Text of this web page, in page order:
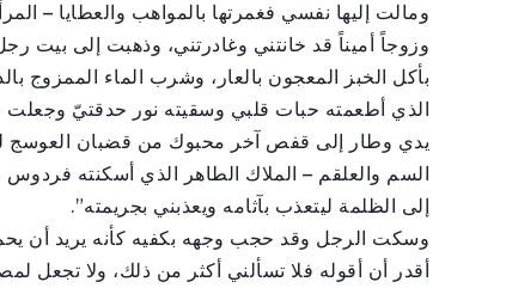
ومالت إليها نفسي فغمرتها بالمواهب والعطايا –
وزوجاً أميناً قد خانتني وغادرتني، وذهبت إلى بيت
بأكل الخبز المعجون بالعار، وشرب الماء الممزوج
الذي أطعمته حبات قلبي وسقيته نور حدقتيّ
يدي وطار إلى قفص آخر محبوك من قضبان العوسج
السم والعلقم – الملاك الطاهر الذي أسكنته
إلى الظلمة ليتعذب بآثامه ويعذبني بجريمته”.
وسكت الرجل وقد حجب وجهه بكفيه كأنه يريد أن
أقدر أن أقوله فلا تسألني أكثر من ذلك، ولا تجعل